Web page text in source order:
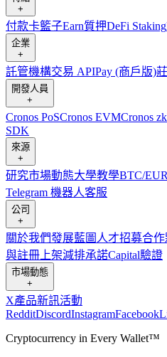
+
付款卡籃子Earn質押DeFi Staking
企業
+
託管機構交易 APIPay (商戶版)
開發人員
+
Cronos PoSCronos EVMCronos
SDK
來源
+
研究市場動態大學教學BTC/
Telegram 機器人客服
公司
+
關於我們發展藍圖 人才招募合
與註冊 上架減排承諾Capital驗證
市場動態
+
X產品新訊活動
RedditDiscordInstagramFacebook
Cryptocurrency in Every Wallet™